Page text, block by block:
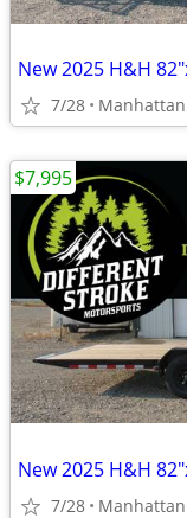
7/28 Manhattan
7/28 Manhattan
$7,995